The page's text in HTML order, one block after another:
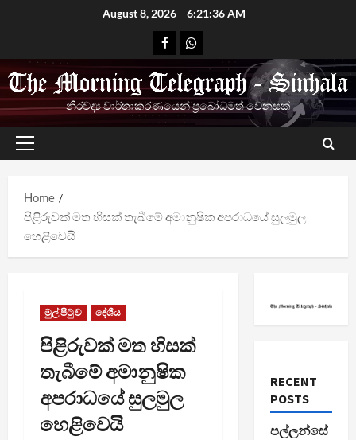
August 8, 2026 6:21:36 AM
FacebookWhatsapp
නිරවද්‍ය වාර්තාකරණයෙන් ප්‍රබෝධමත් වෙනසක්
Primary
Home
පිළිරුවක් මත හිසක් තැබීමේ අමානුෂික අපරාධයේ සුලමුල
හෙළිවෙයි
මුල් පිටුව දේශීය
පිළිරුවක් මත හිසක්
තැබීමේ අමානුෂික
අපරාධයේ සුලමුල
හෙළිවෙයි
RECENT
POSTS
පල්ලන්සේ